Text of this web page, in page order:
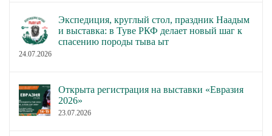
Экспедиция, круглый стол, праздник Наадым
и выставка: в Туве РКФ делает новый шаг к
спасению породы тыва ыт
24.07.2026
Открыта регистрация на выставки «Евразия
2026»
23.07.2026